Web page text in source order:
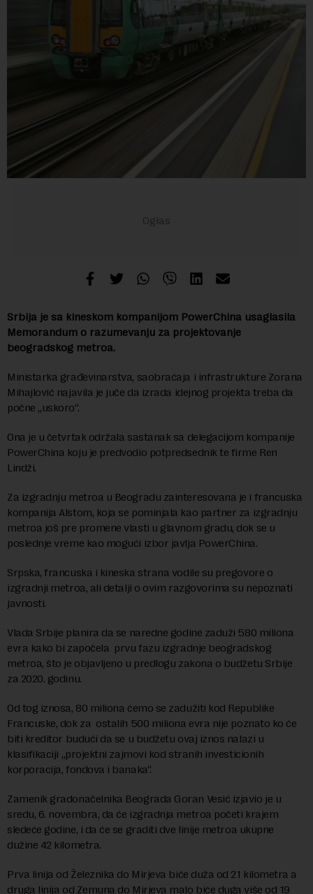
Srbija je sa kineskom kompanijom PowerChina usaglasila
Memorandum o razumevanju za projektovanje
beogradskog metroa.
Ministarka građevinarstva, saobraćaja i infrastrukture Zorana
Mihajlović najavila je juče da izrada idejnog projekta treba da
počne „uskoro“.
Ona je u četvrtak održala sastanak sa delegacijom kompanije
PowerChina koju je predvodio potpredsednik te firme Ren
Lindži.
Za izgradnju metroa u Beogradu zainteresovana je i francuska
kompanija Alstom, koja se pominjala kao partner za izgradnju
metroa još pre promene vlasti u glavnom gradu, dok se u
poslednje vreme kao mogući izbor javlja PowerChina.
Srpska, francuska i kineska strana vodile su pregovore o
izgradnji metroa, ali detalji o ovim razgovorima su nepoznati
javnosti.
Vlada Srbije planira da se naredne godine zaduži 580 miliona
evra kako bi započela prvu fazu izgradnje beogradskog
metroa, što je objavljeno u predlogu zakona o budžetu Srbije
za 2020. godinu.
Od tog iznosa, 80 miliona ćemo se zadužiti kod Republike
Francuske, dok za ostalih 500 miliona evra nije poznato ko će
biti kreditor budući da se u budžetu ovaj iznos nalazi u
klasifikaciji „projektni zajmovi kod stranih investicionih
korporacija, fondova i banaka“.
Zamenik gradonačelnika Beograda Goran Vesić izjavio je u
sredu, 6. novembra, da će izgradnja metroa početi krajem
sledeće godine, i da će se graditi dve linije metroa ukupne
dužine 42 kilometra.
Prva linija od Železnika do Mirjeva biće duža od 21 kilometra a
druga linija od Zemuna do Mirjeva malo biće duga više od 19